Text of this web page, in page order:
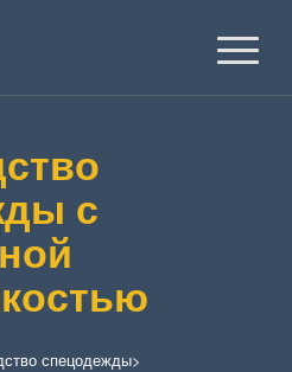
с
спецодежды>